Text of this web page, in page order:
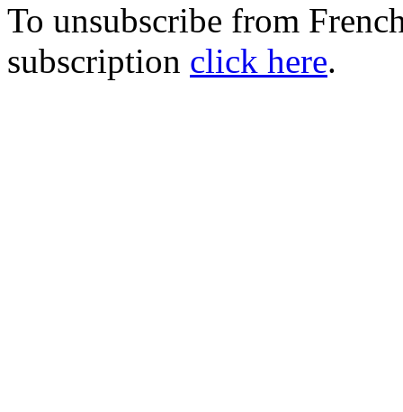
To unsubscribe from
subscription click here.